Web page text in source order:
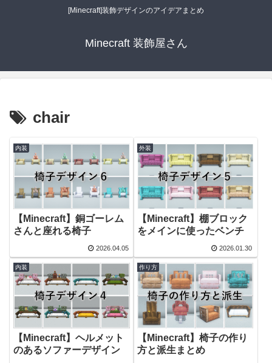
[Minecraft]装飾デザインのアイデアまとめ
Minecraft 装飾屋さん
chair
内装
【Minecraft】銅ゴーレム
さんと座れる椅子
2026.04.05
外装
【Minecraft】棚ブロック
をメインに使ったベンチ
2026.01.30
内装
【Minecraft】ヘルメット
のあるソファーデザイン
作り方
【Minecraft】椅子の作り
方と派生まとめ